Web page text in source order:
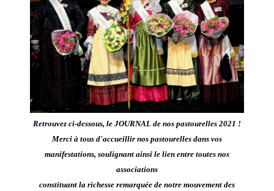
Retrouvez ci-dessous, le JOURNAL de nos pastourelles 2021 !
Merci à tous d'accueillir nos pastourelles dans vos
manifestations, soulignant ainsi le lien entre toutes nos
associations
constituant la richesse remarquée de notre mouvement des